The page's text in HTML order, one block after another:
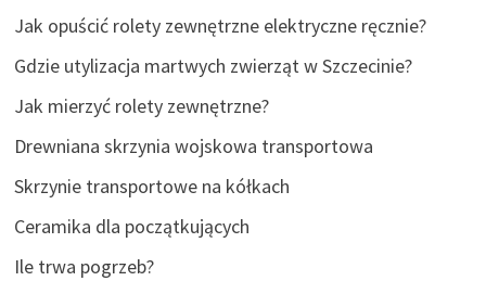
Jak opuścić rolety zewnętrzne elektryczne ręcznie?
Gdzie utylizacja martwych zwierząt w Szczecinie?
Jak mierzyć rolety zewnętrzne?
Drewniana skrzynia wojskowa transportowa
Skrzynie transportowe na kółkach
Ceramika dla początkujących
Ile trwa pogrzeb?